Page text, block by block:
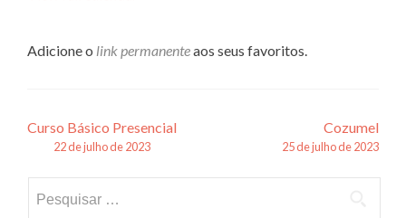
Adicione o link permanenteaos seus favoritos.
Navegação
posts
Curso Básico Presencial
22 de julho de 2023
Cozumel
25 de julho de 2023
por: